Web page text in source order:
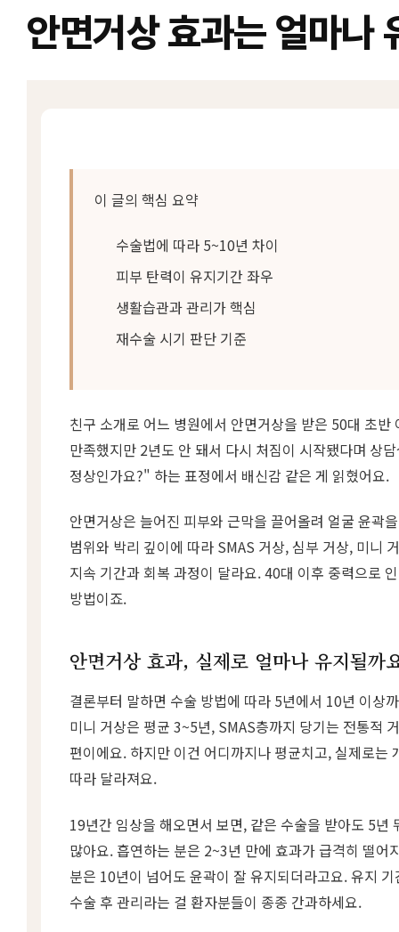
안면거상 효과는 얼마나
이 글의 핵심 요약
수술법에 따라 5~10년 차이
피부 탄력이 유지기간 좌우
생활습관과 관리가 핵심
재수술 시기 판단 기준
친구 소개로 어느 병원에서 안면거상을 받은 50대 초반
만족했지만 2년도 안 돼서 다시 처짐이 시작됐다며 상
정상인가요?" 하는 표정에서 배신감 같은 게 읽혔어요.
안면거상은 늘어진 피부와 근막을 끌어올려 얼굴 윤곽
범위와 박리 깊이에 따라 SMAS 거상, 심부 거상, 미니
지속 기간과 회복 과정이 달라요. 40대 이후 중력으로
방법이죠.
안면거상 효과, 실제로 얼마나 유지될까
결론부터 말하면 수술 방법에 따라 5년에서 10년 이상
미니 거상은 평균 3~5년, SMAS층까지 당기는 전통적
편이에요. 하지만 이건 어디까지나 평균치고, 실제로는
따라 달라져요.
19년간 임상을 해오면서 보면, 같은 수술을 받아도 5년
많아요. 흡연하는 분은 2~3년 만에 효과가 급격히 떨어
분은 10년이 넘어도 윤곽이 잘 유지되더라고요. 유지
수술 후 관리라는 걸 환자분들이 종종 간과하세요.